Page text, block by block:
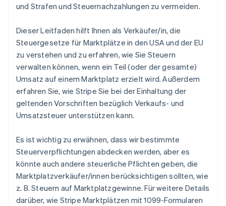
und Strafen und Steuernachzahlungen zu vermeiden.
Dieser Leitfaden hilft Ihnen als Verkäufer/in, die
Steuergesetze für Marktplätze in den USA und der EU
zu verstehen und zu erfahren, wie Sie Steuern
verwalten können, wenn ein Teil (oder der gesamte)
Umsatz auf einem Marktplatz erzielt wird. Außerdem
erfahren Sie, wie Stripe Sie bei der Einhaltung der
geltenden Vorschriften bezüglich Verkaufs- und
Umsatzsteuer unterstützen kann.
Es ist wichtig zu erwähnen, dass wir bestimmte
Steuerverpflichtungen abdecken werden, aber es
könnte auch andere steuerliche Pflichten geben, die
Marktplatzverkäufer/innen berücksichtigen sollten, wie
z. B. Steuern auf Marktplatzgewinne. Für weitere Details
darüber, wie Stripe Marktplätzen mit 1099-Formularen